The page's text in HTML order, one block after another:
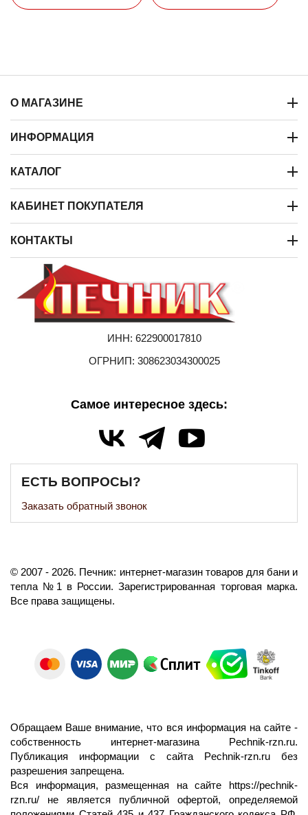
О МАГАЗИНЕ
ИНФОРМАЦИЯ
КАТАЛОГ
КАБИНЕТ ПОКУПАТЕЛЯ
КОНТАКТЫ
ИНН: 622900017810
ОГРНИП: 308623034300025
Самое интересное здесь:
ЕСТЬ ВОПРОСЫ?
Заказать обратный звонок
©️ 2007 - 2026. Печник: интернет-магазин товаров для бани и
тепла №1 в России. Зарегистрированная торговая марка.
Все права защищены.
Обращаем Ваше внимание, что вся информация на сайте -
собственность интернет-магазина Pechnik-rzn.ru.
Публикация информации с сайта Pechnik-rzn.ru без
разрешения запрещена.
Вся информация, размещенная на сайте https://pechnik-
rzn.ru/ не является публичной офертой, определяемой